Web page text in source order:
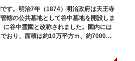
す。明治7年（1874）明治政府は天王寺
轄の公共墓地として谷中墓地を開設しま
に谷中霊園と改称されました。園内には
おり、面積は約10万平方ｍ、約7000基
さくら通り」は桜の名所となっていま